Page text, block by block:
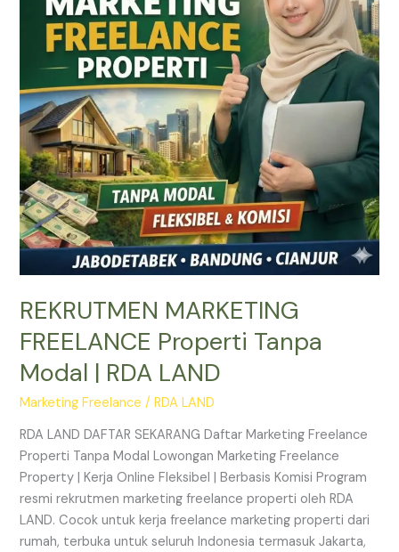
REKRUTMEN MARKETING
FREELANCE Properti Tanpa
Modal | RDA LAND
Marketing Freelance /RDA LAND
RDA LAND DAFTAR SEKARANG Daftar Marketing Freelance
Properti Tanpa Modal Lowongan Marketing Freelance
Property | Kerja Online Fleksibel | Berbasis Komisi Program
resmi rekrutmen marketing freelance properti oleh RDA
LAND. Cocok untuk kerja freelance marketing properti dari
rumah, terbuka untuk seluruh Indonesia termasuk Jakarta,
Tanpa
Modal
LAND